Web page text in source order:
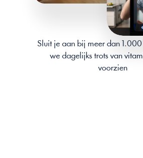
Sluit je aan bij meer dan
we dagelijks trots van
voorzien